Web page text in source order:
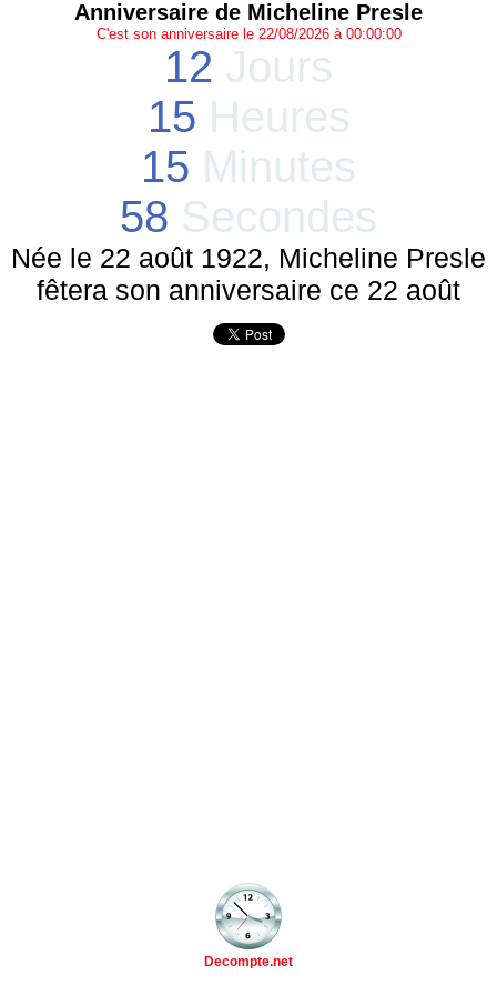
Anniversaire de Micheline Presle
C'est son anniversaire le 22/08/2026 à 00:00:00
12 Jours
15 Heures
15 Minutes
58 Secondes
Née le 22 août 1922, Micheline Presle
fêtera son anniversaire ce 22 août
Decompte.net